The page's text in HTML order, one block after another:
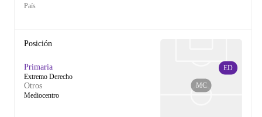
País
Posición
Primaria
Extremo Derecho
Otros
Mediocentro
MC
ED